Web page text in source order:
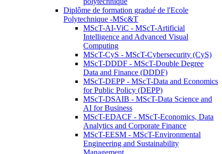
Diplôme de formation gradué de l'Ecole
Polytechnique -MSc&T
MScT-AI-ViC - MScT-Artificial
Intelligence and Advanced Visual
Computing
MScT-CyS - MScT-Cybersecurity (CyS)
MScT-DDDF - MScT-Double Degree
Data and Finance (DDDF)
MScT-DEPP - MScT-Data and Economics
for Public Policy (DEPP)
MScT-DSAIB - MScT-Data Science and
AI for Business
MScT-EDACF - MScT-Economics, Data
Analytics and Corporate Finance
MScT-EESM - MScT-Environmental
Engineering and Sustainability
Management